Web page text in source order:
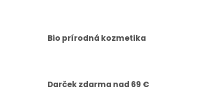
Bio prírodná kozmetika
Darček zdarma nad 69 €